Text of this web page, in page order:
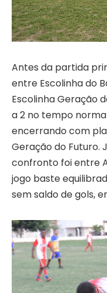
Antes da partida
entre Escolinha do
Escolinha Geração
a 2 no tempo
encerrando com
Geração do Futuro.
confronto foi entre
jogo baste
sem saldo de gols,